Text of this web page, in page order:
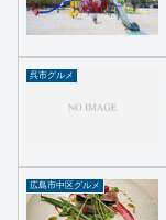
呉市グルメ
広島市中区グルメ